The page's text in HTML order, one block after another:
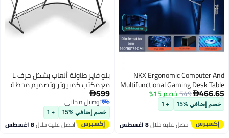
NKX Ergonomic Computer And
Multifunctional Gaming Desk Table
160 cm
466.65
549 خصم 15%
خصم إضافي %15 + 1
احصل عليه خلال8 اغسطس
بلو فاير طاولة ألعاب بشكل حرف L
مع مكتب كمبيوتر وتصميم محطة
عمل زاوية | مكتب ألعاب للكمبيوتر
موفر للمساحة لإعداد اللابتوب |
طاولة كتابة ودراسة عصرية للمكتب
المنزلي مع سطح واسع وإطار متين
لغرفة النوم والمكتب
599
توصيل مجاني
توصيل مجاني
خصم إضافي %15 + 1
احصل عليه خلال8 اغسطس